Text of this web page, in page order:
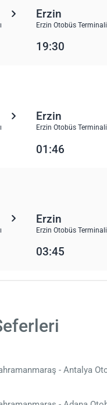
Erzin
Erzin Otobüs Terminali
19:30
Erzin
Erzin Otobüs Terminali
01:46
Erzin
Erzin Otobüs Terminali
03:45